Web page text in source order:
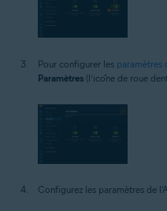
Pour configurer les paramètres
Paramètres (l’icône de roue
Configurez les paramètres de